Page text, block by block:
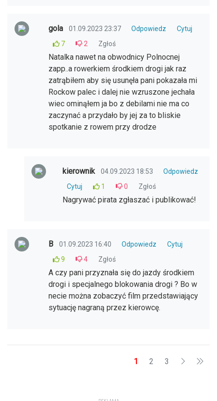
gola 01.09.2023 23:37 Odpowiedz
Cytuj
7
2 Zgłoś
Natalka nawet na obwodnicy Polnocnej
zapp..a rowerkiem środkiem drogi jak raz
zatrąbiłem aby się usunęła pani pokazała mi
Rockow palec i dalej nie wzruszone jechała
wiec ominąłem ja bo z debilami nie ma co
zaczynać a przydało by jej za to bliskie
spotkanie z rowem przy drodze
kierownik 04.09.2023 18:53
Odpowiedz
Cytuj
1 0 Zgłoś
Nagrywać pirata zgłaszać i publikować!
B 01.09.2023 16:40 Odpowiedz
Cytuj
9
4 Zgłoś
A czy pani przyznała się do jazdy środkiem
drogi i specjalnego blokowania drogi ? Bo w
necie można zobaczyć film przedstawiający
sytuację nagraną przez kierowcę.
1 2 3